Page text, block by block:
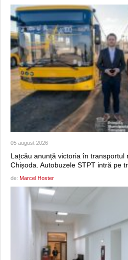
05 august 2026
Lațcău anunță victoria în transportul
Chișoda. Autobuzele STPT intră pe
de: Marcel Hoster